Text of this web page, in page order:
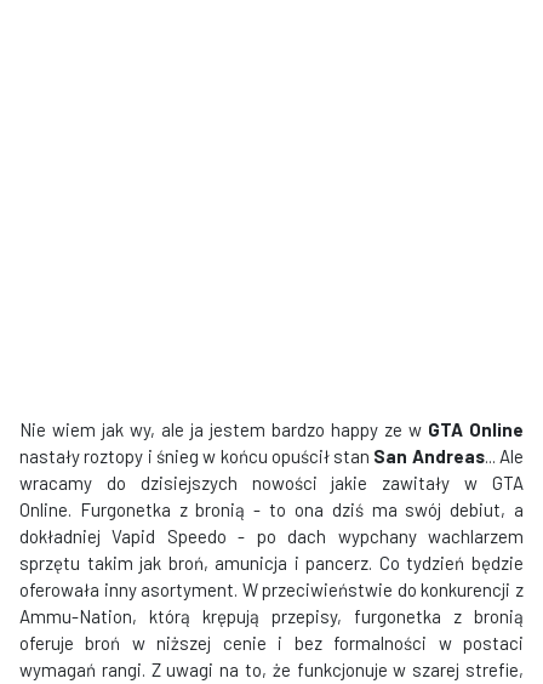
Nie wiem jak wy, ale ja jestem bardzo happy ze w GTA Online
nastały roztopy i śnieg w końcu opuścił stan San Andreas... Ale
wracamy do dzisiejszych nowości jakie zawitały w GTA
Online. Furgonetka z bronią - to ona dziś ma swój debiut, a
dokładniej Vapid Speedo - po dach wypchany wachlarzem
sprzętu takim jak broń, amunicja i pancerz. Co tydzień będzie
oferowała inny asortyment. W przeciwieństwie do konkurencji z
Ammu-Nation, którą krępują przepisy, furgonetka z bronią
oferuje broń w niższej cenie i bez formalności w postaci
wymagań rangi. Z uwagi na to, że funkcjonuje w szarej strefie,